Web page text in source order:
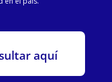
aquí